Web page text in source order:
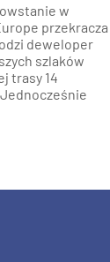
w
przekracza
deweloper
szlaków
trasy 14